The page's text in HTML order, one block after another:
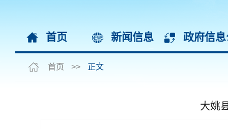
首页 新闻信息 政府信
首页 >> 正文
大姚